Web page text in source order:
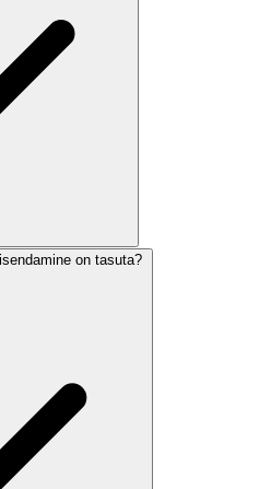
on tasuta?